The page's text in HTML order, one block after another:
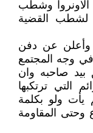
وشطب
القرار 194 تمهيدا لشطب القضية
وأعلن عن دفن
في وجه المجتمع
بيد صاحبه وان
التي ترتكبها
يأت ولو بكلمة
المقاومة